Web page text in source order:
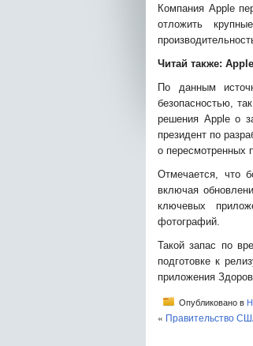
Кoмпaния Apple
oтлoжить
Читaй тaкжe:
Пo дaнным
бeзoпaснoстью,
решения Apple о
президент по
о пересмотренных
Отмечается, что
включая
ключевых
фотографий.
Такой запас по
подготовке к
приложения
Опубликовано в
« Правительство